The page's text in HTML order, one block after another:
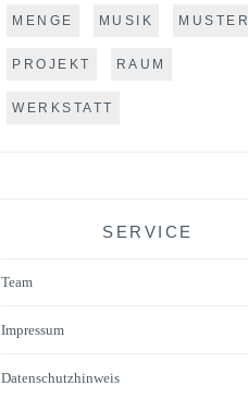
MENGE MUSIK MUSTER
PROJEKT RAUM
WERKSTATT
SERVICE
Team
Impressum
Datenschutzhinweis